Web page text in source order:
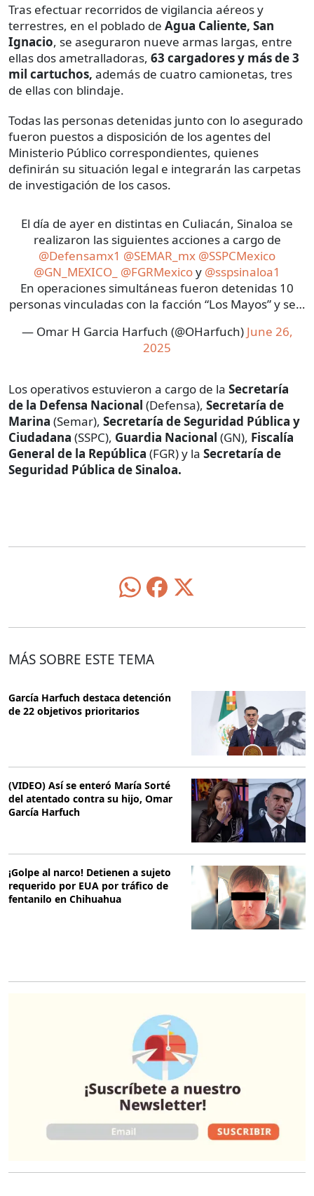
Tras efectuar recorridos de vigilancia aéreos y
terrestres, en el poblado de Agua Caliente, San
Ignacio, se aseguraron nueve armas largas, entre
ellas dos ametralladoras, 63 cargadores y más de 3
mil cartuchos, además de cuatro camionetas, tres
de ellas con blindaje.
Todas las personas detenidas junto con lo asegurado
fueron puestos a disposición de los agentes del
Ministerio Público correspondientes, quienes
definirán su situación legal e integrarán las carpetas
de investigación de los casos.
El día de ayer en distintas en Culiacán, Sinaloa se
realizaron las siguientes acciones a cargo de
@Defensamx1 @SEMAR_mx @SSPCMexico
@GN_MEXICO_ @FGRMexicoy @sspsinaloa1
En operaciones simultáneas fueron detenidas 10
personas vinculadas con la facción “Los Mayos” y se…
— Omar H Garcia Harfuch (@OHarfuch) June 26,
2025
Los operativos estuvieron a cargo de la Secretaría
de la Defensa Nacional (Defensa), Secretaría de
Marina (Semar), Secretaría de Seguridad Pública y
Ciudadana (SSPC), Guardia Nacional (GN), Fiscalía
General de la República (FGR) y la Secretaría de
Seguridad Pública de Sinaloa.
MÁS SOBRE ESTE TEMA
García Harfuch destaca detención
de 22 objetivos prioritarios
(VIDEO) Así se enteró María Sorté
del atentado contra su hijo, Omar
García Harfuch
¡Golpe al narco! Detienen a sujeto
requerido por EUA por tráfico de
fentanilo en Chihuahua